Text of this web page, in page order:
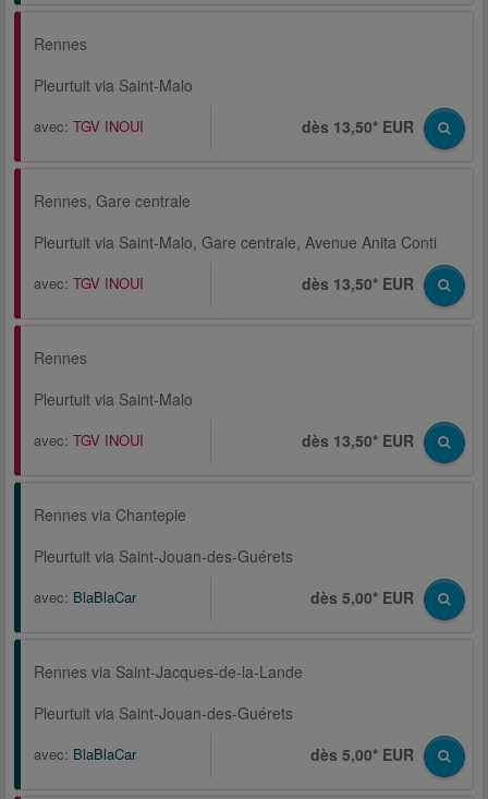
Rennes
Pleurtuit via Saint-Malo
avec: TGV INOUI dès 13,50* EUR
Rennes, Gare centrale
Pleurtuit via Saint-Malo, Gare centrale, Avenue Anita Conti
avec: TGV INOUI dès 13,50* EUR
Rennes
Pleurtuit via Saint-Malo
avec: TGV INOUI dès 13,50* EUR
Rennes via Chantepie
Pleurtuit via Saint-Jouan-des-Guérets
avec: BlaBlaCar dès 5,00* EUR
Rennes via Saint-Jacques-de-la-Lande
Pleurtuit via Saint-Jouan-des-Guérets
avec: BlaBlaCar dès 5,00* EUR